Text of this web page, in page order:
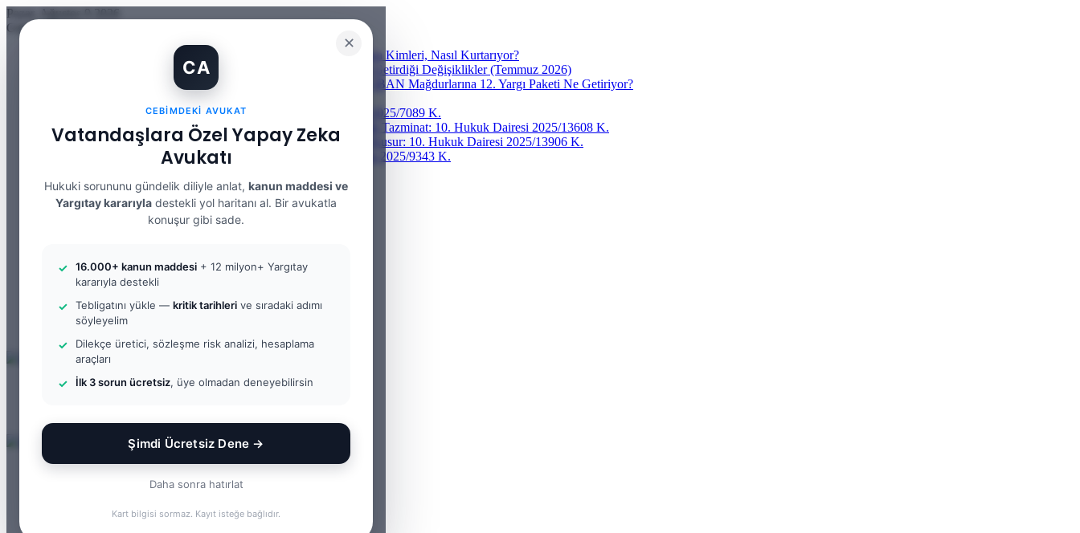
✕
CA
CEBIMDEKI AVUKAT
Vatandaşlara Özel Yapay Zeka
Avukatı
Hukuki sorununu gündelik diliyle anlat, kanun maddesi ve
Yargıtay kararıyla destekli yol haritanı al. Bir avukatla
konuşur gibi sade.
16.000+ kanun maddesi + 12 milyon+ Yargıtay
kararıyla destekli
Tebligatını yükle — kritik tarihleri ve sıradaki adımı
söyleyelim
Dilekçe üretici, sözleşme risk analizi, hesaplama
araçları
İlk 3 sorun ücretsiz, üye olmadan deneyebilirsin
Şimdi Ücretsiz Dene →
Daha sonra hatırlat
Kart bilgisi sormaz. Kayıt isteğe bağlıdır.
Pazar, Ağustos 9 2026
Güncel Makale
İBAN Kiralama Cezasında Yeni Dönem: TCK 158’e Eklenen Fıkra Kimleri, Nasıl Kurtarıyor?
12. Yargı Paketi Kabul Edildi: Avukat Gözüyle Tüm Maddeler ve Getirdiği Değişiklikler (Temmuz 2026)
Banka Hesabımı Dolandırıcılara Kullandırdım, Başıma Ne Gelir? IBAN Mağdurlarına 12. Yargı Paketi Ne Getiriyor?
Yargıtay Kararı İncelemesi ve Tanık Beyanları: 9. Hukuk Dairesi 2025/7089 K.
Kusur Belirlemesinin Maddi ve Manevi Tazminata Etkisi ve Maddi Tazminat: 10. Hukuk Dairesi 2025/13608 K.
Kusur Belirlemesinin Maddi ve Manevi Tazminata Etkisi ve Ağır Kusur: 10. Hukuk Dairesi 2025/13906 K.
Kira Sözleşmesinin Feshi ve Bilirkişi İncelemesi: 9. Hukuk Dairesi 2025/9343 K.
Yargıtay Kararı İncelemesi: 2. Ceza Dairesi 2026/4266 K.
Facebook
WhatsApp
Kayıt Ol
Rastgele Makale
Kenar Bölmesi
Menü
ANASAYFA
Ceza Hukuku